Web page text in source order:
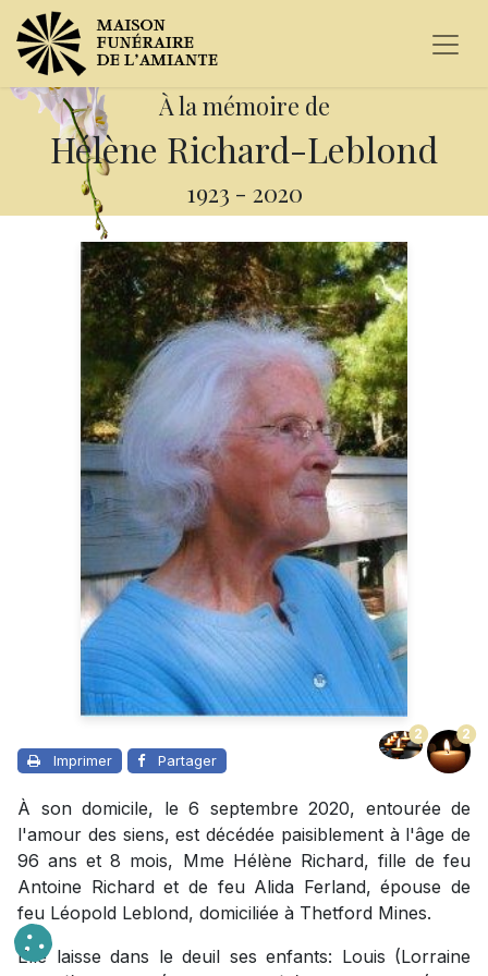
À la mémoire de
Hélène Richard-Leblond
1923 - 2020
Imprimer Partager
2 2
À son domicile, le 6 septembre 2020, entourée de
l'amour des siens, est décédée paisiblement à l'âge de
96 ans et 8 mois, Mme Hélène Richard, fille de feu
Antoine Richard et de feu Alida Ferland, épouse de
feu Léopold Leblond, domiciliée à Thetford Mines.
Elle laisse dans le deuil ses enfants: Louis (Lorraine